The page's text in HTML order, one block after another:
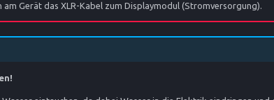
am Gerät das XLR-Kabel zum Displaymodul (Stromversorgung).